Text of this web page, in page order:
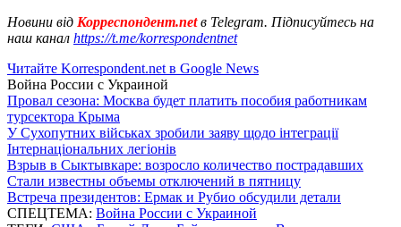
Новини від Корреспондент.netв Telegram. Підписуйтесь на
наш канал https://t.me/korrespondentnet
Читайте Korrespondent.net в Google News
Война России с Украиной
Провал сезона: Москва будет платить пособия работникам
турсектора Крыма
У Сухопутних військах зробили заяву щодо інтеграції
Інтернаціональних легіонів
Взрыв в Сыктывкаре: возросло количество пострадавших
Стали известны объемы отключений в пятницу
Встреча президентов: Ермак и Рубио обсудили детали
СПЕЦТЕМА: Война России с Украиной